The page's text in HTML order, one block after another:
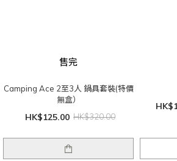
售完
Camping Ace 2至3人 鍋具套裝(特價
無盒）
HK$125.00 HK$320.00